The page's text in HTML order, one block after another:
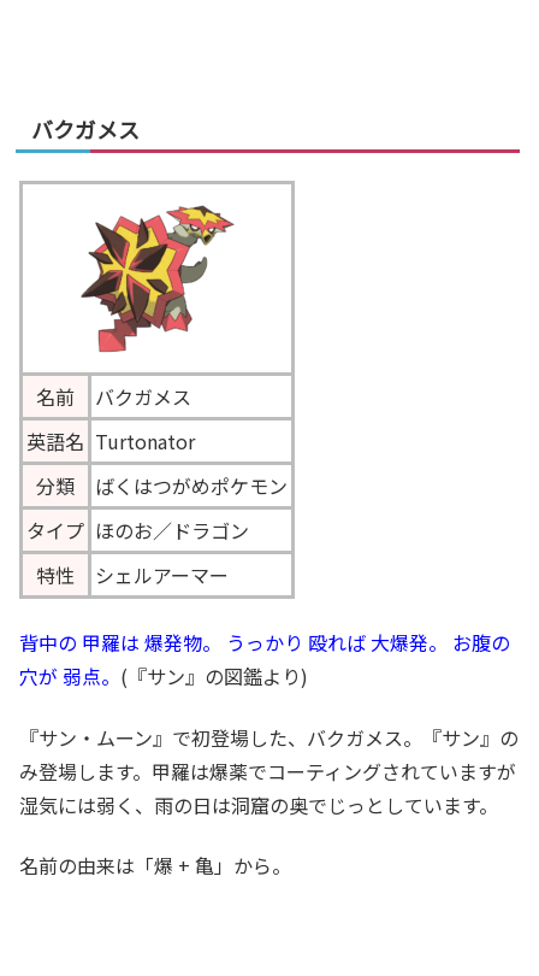
バクガメス
名前
バクガメス
英語名 Turtonator
分類
ばくはつがめポケモン
タイプ ほのお／ドラゴン
特性
シェルアーマー
背中の 甲羅は 爆発物。 うっかり 殴れば 大爆発。 お腹の
穴が 弱点。 (『サン』の図鑑より)
『サン・ムーン』で初登場した、バクガメス。『サン』の
み登場します。甲羅は爆薬でコーティングされていますが
湿気には弱く、雨の日は洞窟の奥でじっとしています。
名前の由来は「爆 + 亀」から。